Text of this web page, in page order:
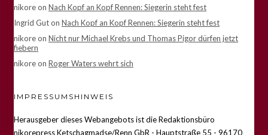
nikoreon Nach Kopf an Kopf Rennen: Siegerin steht fest
Ingrid Guton Nach Kopf an Kopf Rennen: Siegerin steht fest
nikoreon Nicht nur Michael Krebs und Thomas Pigor dürfen jetzt
fiebern
nikoreon Roger Waters wehrt sich
IMPRESSUMSHINWEIS
Herausgeber dieses Webangebots ist die Redaktionsbüro
nikorepress Ketschagmadse/Renn GbR - Hauptstraße 55 - 96170